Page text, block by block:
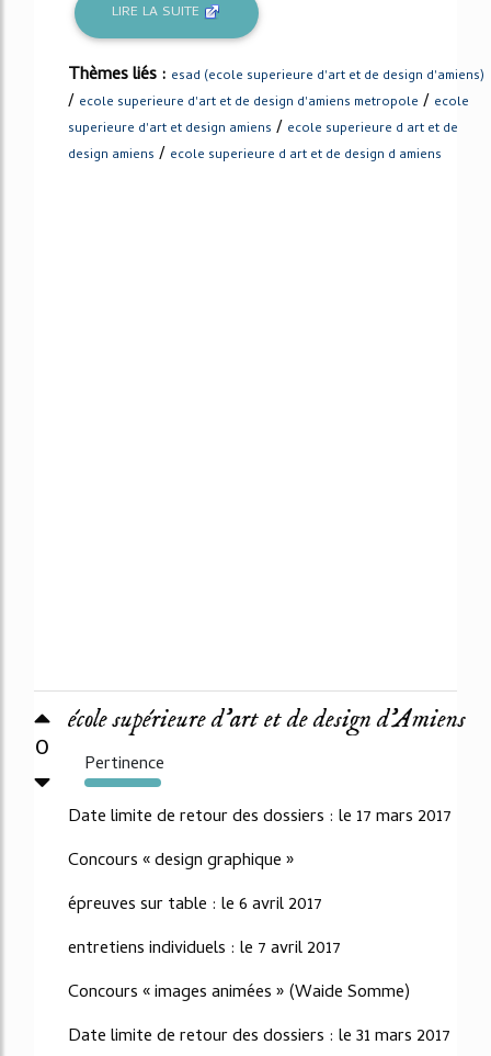
LIRE LA SUITE
Thèmes liés : esad (ecole superieure d'art et de design d'amiens)
/ ecole superieure d'art et de design d'amiens metropole / ecole
superieure d'art et design amiens / ecole superieure d art et de
design amiens / ecole superieure d art et de design d amiens
0
école supérieure d’art et de design d’Amiens
Pertinence
304%
Date limite de retour des dossiers : le 17 mars 2017
Concours « design graphique »
épreuves sur table : le 6 avril 2017
entretiens individuels : le 7 avril 2017
Concours « images animées » (Waide Somme)
Date limite de retour des dossiers : le 31 mars 2017